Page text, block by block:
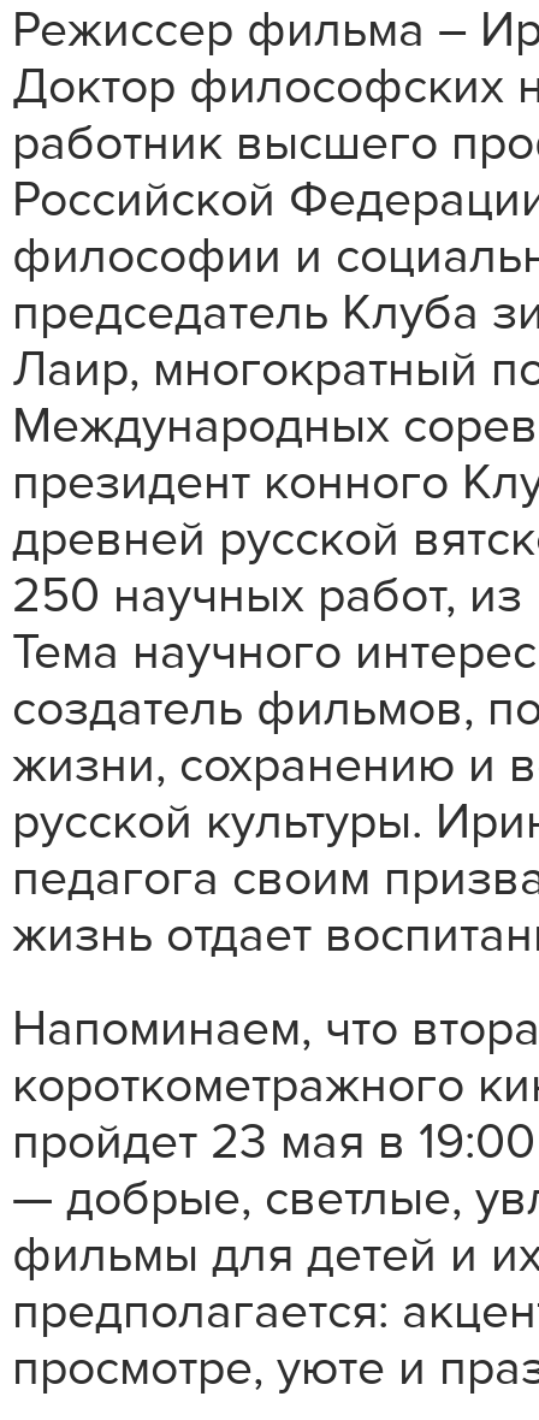
Режиссер фильма –
Доктор философских
работник высшего
Российской
философии и
председатель Клуба
Лаир, многократный
Международных
президент конного
древней русской
250 научных работ,
Тема научного
создатель фильмов,
жизни, сохранению и
русской культуры.
педагога своим
жизнь отдает
Напоминаем, что
короткометражного
пройдет 23 мая в
— добрые, светлые,
фильмы для детей и
предполагается:
просмотре, уюте и